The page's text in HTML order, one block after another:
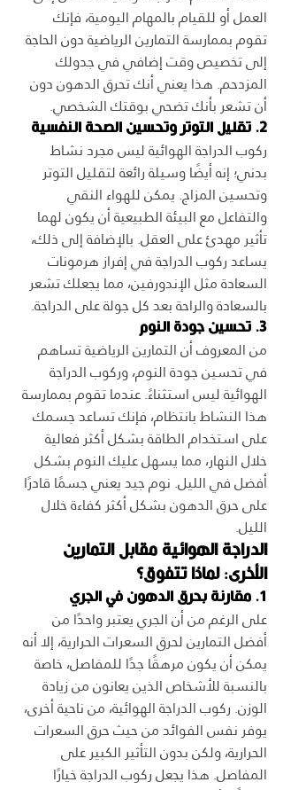
العمل أو للقيام بالمهام اليومية، فإنك
تقوم بممارسة التمارين الرياضية دون الحاجة
إلى تخصيص وقت إضافي في جدولك
المزدحم. هذا يعني أنك تحرق الدهون دون
أن تشعر بأنك تضحي بوقتك الشخصي.
2. تقليل التوتر وتحسين الصحة النفسية
ركوب الدراجة الهوائية ليس مجرد نشاط
بدني؛ إنه أيضًا وسيلة رائعة لتقليل التوتر
وتحسين المزاج. يمكن للهواء النقي
والتفاعل مع البيئة الطبيعية أن يكون لهما
تأثير مهدئ على العقل. بالإضافة إلى ذلك،
يساعد ركوب الدراجة في إفراز هرمونات
السعادة مثل الإندورفين، مما يجعلك تشعر
بالسعادة والراحة بعد كل جولة على الدراجة.
3. تحسين جودة النوم
من المعروف أن التمارين الرياضية تساهم
في تحسين جودة النوم، وركوب الدراجة
الهوائية ليس استثناءً. عندما تقوم بممارسة
هذا النشاط بانتظام، فإنك تساعد جسمك
على استخدام الطاقة بشكل أكثر فعالية
خلال النهار، مما يسهل عليك النوم بشكل
أفضل في الليل. نوم جيد يعني جسمًا قادرًا
على حرق الدهون بشكل أكثر كفاءة خلال
الليل.
الدراجة الهوائية مقابل التمارين
الأخرى: لماذا تتفوق؟
1. مقارنة بحرق الدهون في الجري
على الرغم من أن الجري يعتبر واحدًا من
أفضل التمارين لحرق السعرات الحرارية، إلا أنه
يمكن أن يكون مرهقًا جدًا للمفاصل، خاصة
بالنسبة للأشخاص الذين يعانون من زيادة
الوزن. ركوب الدراجة الهوائية، من ناحية أخرى،
يوفر نفس الفوائد من حيث حرق السعرات
الحرارية، ولكن بدون التأثير الكبير على
المفاصل. هذا يجعل ركوب الدراجة خيارًا